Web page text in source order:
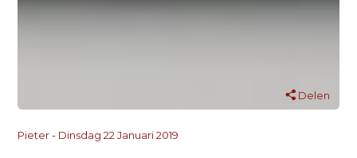
Delen
Pieter - Dinsdag 22 Januari 2019